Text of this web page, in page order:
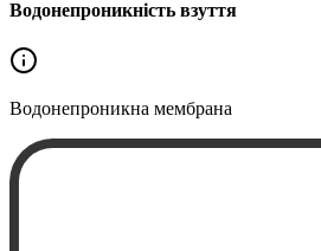
Водонепроникність взуття
Водонепроникна мембрана